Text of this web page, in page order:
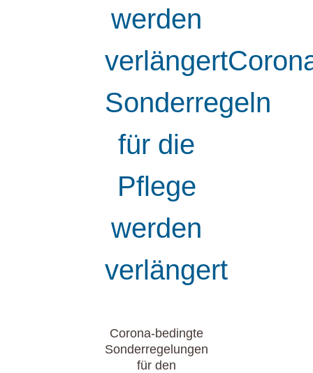
werden
Sonderregeln
für die
Pflege
werden
verlängert
Corona-bedingte
Sonderregelungen
für den